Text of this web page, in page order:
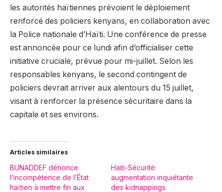
les autorités haïtiennes prévoient le déploiement
renforcé des policiers kenyans, en collaboration avec
la Police nationale d’Haïti. Une conférence de presse
est annoncée pour ce lundi afin d’officialiser cette
initiative cruciale, prévue pour mi-juillet. Selon les
responsables kenyans, le second contingent de
policiers devrait arriver aux alentours du 15 juillet,
visant à renforcer la présence sécuritaire dans la
capitale et ses environs.
Articles similaires
BUNADDEF dénonce
l’incompétence de l’État
haïtien à mettre fin aux
Haiti-Sécurité:
augmentation inquiétante
des kidnappings